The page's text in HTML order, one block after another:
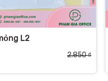
L2
2.850₫
là:
tại